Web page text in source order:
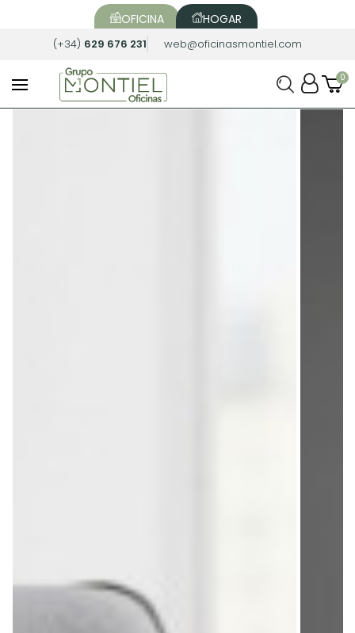
OFICINA HOGAR
(+34) 629 676 231 web@oficinasmontiel.com